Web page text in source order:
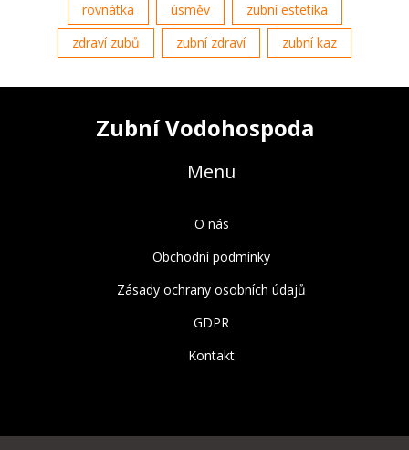
rovnátka
úsměv
zubní estetika
zdraví zubů
zubní zdraví zubní kaz
Zubní Vodohospoda
Menu
O nás
Obchodní podmínky
Zásady ochrany osobních údajů
GDPR
Kontakt